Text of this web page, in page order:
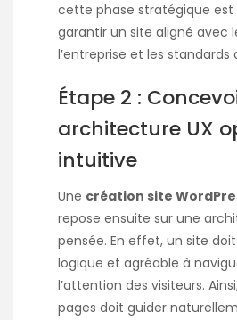
cette phase stratégique est
garantir un site aligné avec
l’entreprise et les standards
Étape 2 :
architecture UX
intuitive
Une création site
repose ensuite sur une
pensée. En effet, un site
logique et agréable à
l’attention des visiteurs.
pages doit guider